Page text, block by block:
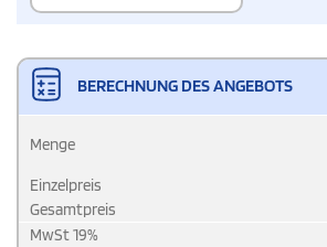
BERECHNUNG DES ANGEBOTS
Menge
Einzelpreis
Gesamtpreis
MwSt19%